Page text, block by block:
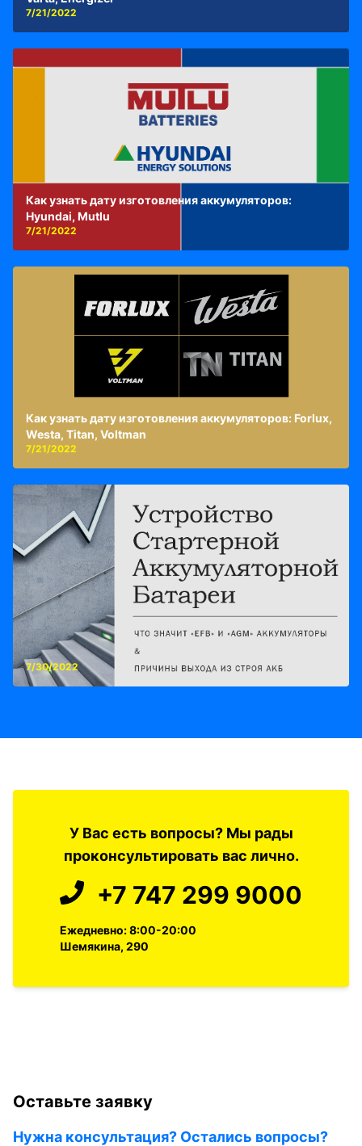
7/21/2022
Как узнать дату изготовления аккумуляторов:
Hyundai, Mutlu
7/21/2022
Как узнать дату изготовления аккумуляторов: Forlux,
Westa, Titan, Voltman
7/21/2022
7/30/2022
У Вас есть вопросы? Мы рады
проконсультировать вас лично.
+7 747 299 9000
Ежедневно: 8:00-20:00
Шемякина, 290
Оставьте заявку
Нужна консультация? Остались вопросы?